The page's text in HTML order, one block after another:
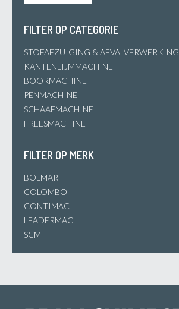
FILTER OP CATEGORIE
STOFAFZUIGING & AFVALVERWERKING
KANTENLIJMMACHINE
BOORMACHINE
PENMACHINE
SCHAAFMACHINE
FREESMACHINE
FILTER OP MERK
BOLMAR
COLOMBO
CONTIMAC
LEADERMAC
SCM